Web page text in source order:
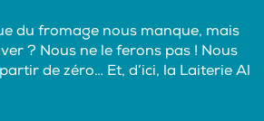
du fromage nous manque, mais
? Nous ne le ferons pas ! Nous
de zéro… Et, d’ici, la Laiterie Al